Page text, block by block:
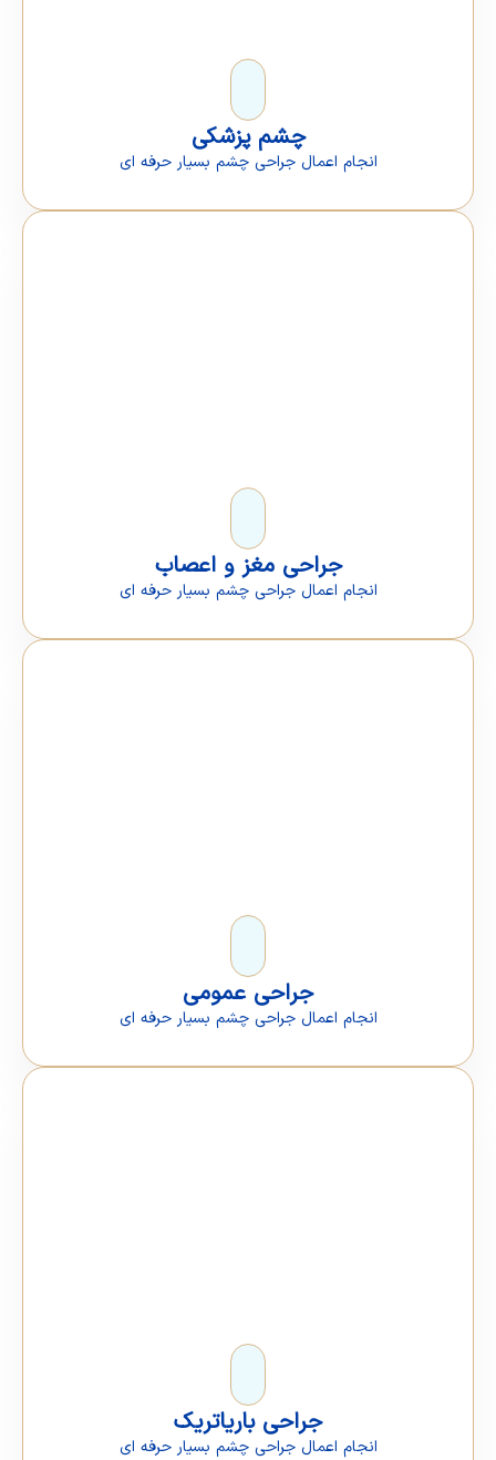
چشم پزشکی
انجام اعمال جراحی چشم بسیار حرفه ای
جراحی مغز و اعصاب
انجام اعمال جراحی چشم بسیار حرفه ای
جراحی عمومی
انجام اعمال جراحی چشم بسیار حرفه ای
جراحی باریاتریک
انجام اعمال جراحی چشم بسیار حرفه ای